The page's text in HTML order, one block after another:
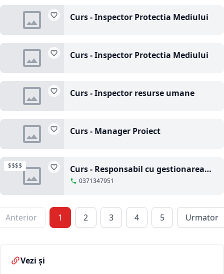
Curs - Inspector Protectia Mediului
Curs - Inspector Protectia Mediului
Curs - Inspector resurse umane
Curs - Manager Proiect
$$$$
Curs - Responsabil cu gestionarea
deseurilor
0371347951
Anterior 1 2 3 4 5 Urmator
Vezi și